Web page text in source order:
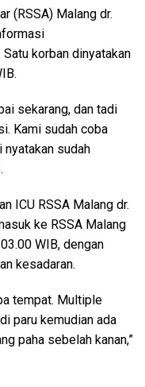
(RSSA) Malang dr.
korban dinyatakan
sekarang, dan tadi
Kami sudah coba
sudah
ICU RSSA Malang dr.
ke RSSA Malang
WIB, dengan
kesadaran.
tempat. Multiple
paru kemudian ada
paha sebelah kanan,”